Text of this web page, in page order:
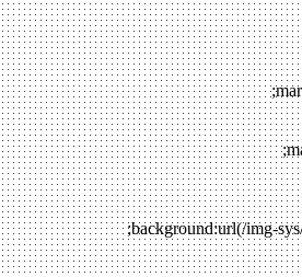
background:url(/img-